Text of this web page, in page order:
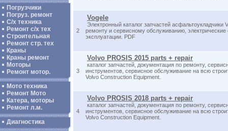
Погрузчики
Погруз. ремонт
С/х техника
Ремонт с/х тех
Строительная
Ремонт стр. тех
Краны
Краны ремонт
Моторы
Ремонт мотор.
Мото техника
Ремонт Мото
Катера, моторы
Ремонт л.м.
Диагностика
2
Vogele
Электронный каталог запчастей асфальтоукладчики
ремонту и сервисному обслуживанию,
эксплуатации. PDF
3
Volvo PROSIS 2015 parts + repair
каталог запчастей, документация по ремонту,
инструментов, сервисное обслуживание на всю
Volvo Construction Equipment.
4
Volvo PROSIS 2018 parts + repair
каталог запчастей, документация по ремонту,
инструментов, сервисное обслуживание на всю
Volvo Construction Equipment.